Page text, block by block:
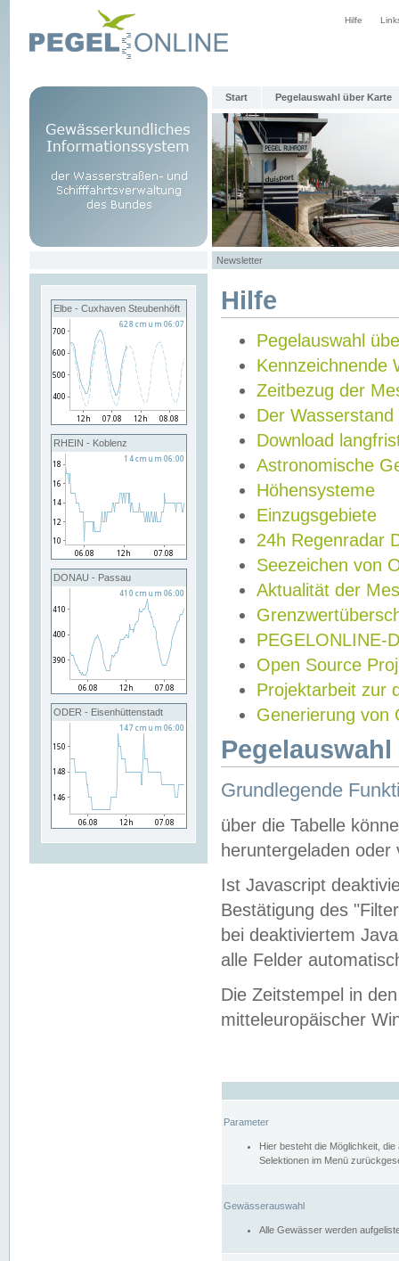
Hilfe
Start Pegelauswahl über Karte
Newsletter
Elbe - Cuxhaven Steubenhöft
RHEIN - Koblenz
DONAU - Passau
ODER - Eisenhüttenstadt
Hilfe
Pegelauswahl
Kennzeichnende
Zeitbezug der
Der Wasserstand
Download
Astronomische
Höhensysteme
Einzugsgebiete
24h Regenradar
Seezeichen von
Aktualität der
PEGELONLINE-
Open Source
Projektarbeit zur
Generierung von
Grundlegende
über die Tabelle
heruntergeladen oder
Ist Javascript
Bestätigung des
bei deaktiviertem
alle Felder
Die Zeitstempel in
mitteleuropäischer
Parameter
Hier besteht die Möglichkeit,
Selektionen im Menü
Gewässerauswahl
Alle Gewässer werden